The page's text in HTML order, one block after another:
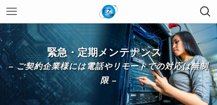
緊急・定期メンテナンス
– ご契約企業様には電話やリモートでの対応は無制
限 –